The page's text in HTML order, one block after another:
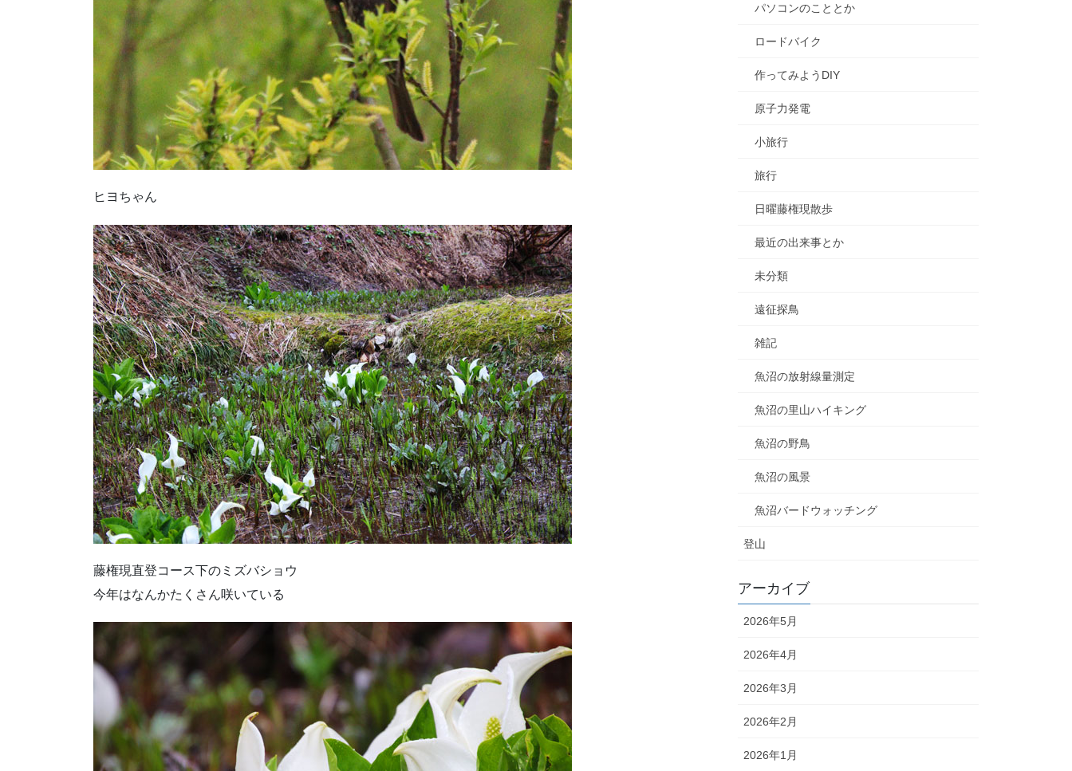
ヒヨちゃん
藤権現直登コース下のミズバショウ
今年はなんかたくさん咲いている
パソコンのこととか
ロードバイク
作ってみようDIY
原子力発電
小旅行
旅行
日曜藤権現散歩
最近の出来事とか
未分類
遠征探鳥
雑記
魚沼の放射線量測定
魚沼の里山ハイキング
魚沼の野鳥
魚沼の風景
魚沼バードウォッチング
登山
アーカイブ
2026年5月
2026年4月
2026年3月
2026年2月
2026年1月